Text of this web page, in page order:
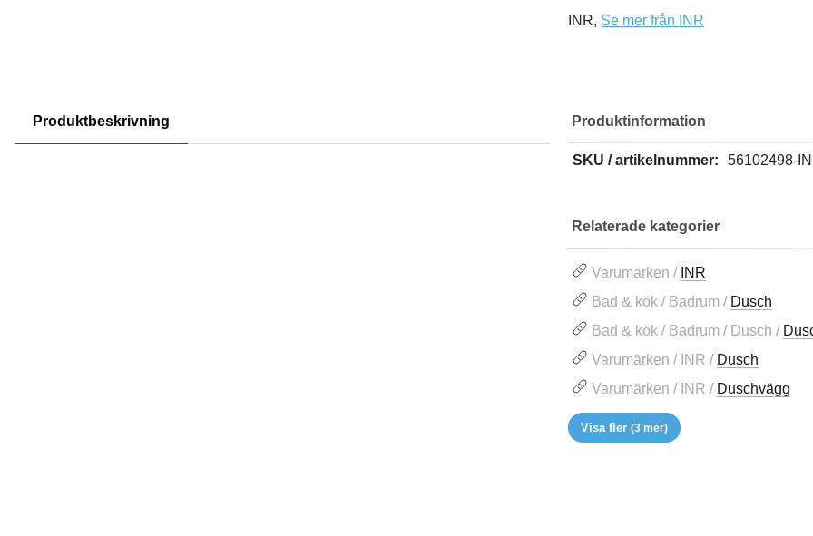
INR, Se mer från INR
Produktbeskrivning Produktinformation
SKU / artikelnummer: 56102498-
Relaterade kategorier
Varumärken / INR
Bad & kök / Badrum / Dusch
Bad & kök / Badrum / Dusch /
Varumärken / INR / Dusch
Varumärken / INR / Duschvägg
Visa fler(3 mer)